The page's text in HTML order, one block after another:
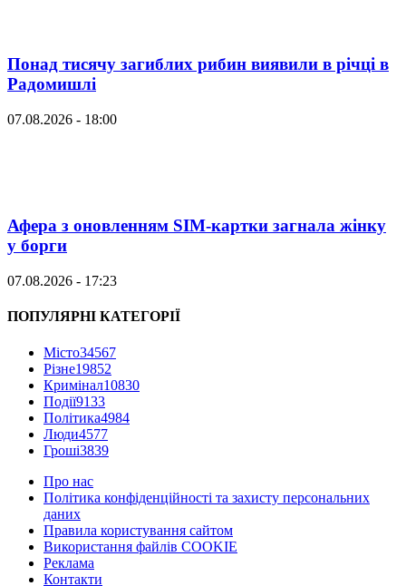
Понад тисячу загиблих рибин виявили в річці в
Радомишлі
07.08.2026 - 18:00
Афера з оновленням SIM-картки загнала жінку
у борги
07.08.2026 - 17:23
ПОПУЛЯРНІ КАТЕГОРІЇ
Місто34567
Різне19852
Кримінал10830
Події9133
Політика4984
Люди4577
Гроші3839
Про нас
Політика конфіденційності та захисту персональних
даних
Правила користування сайтом
Використання файлів COOKIE
Реклама
Контакти